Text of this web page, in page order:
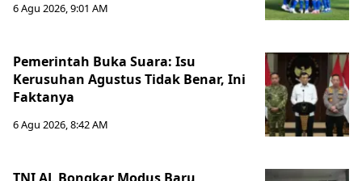
6 Agu 2026, 9:01 AM
Pemerintah Buka Suara: Isu
Kerusuhan Agustus Tidak Benar, Ini
Faktanya
6 Agu 2026, 8:42 AM